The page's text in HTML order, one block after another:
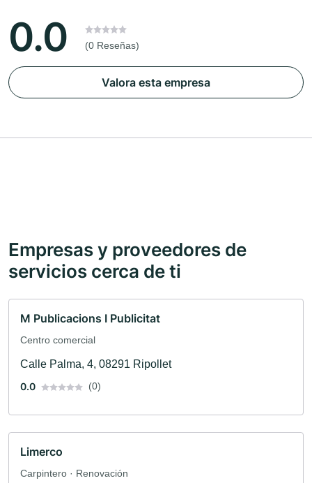
0.0 (0 Reseñas)
Valora esta empresa
Empresas y proveedores de
servicios cerca de ti
M Publicacions I Publicitat
Centro comercial
Calle Palma, 4, 08291 Ripollet
0.0
(0)
Limerco
Carpintero · Renovación